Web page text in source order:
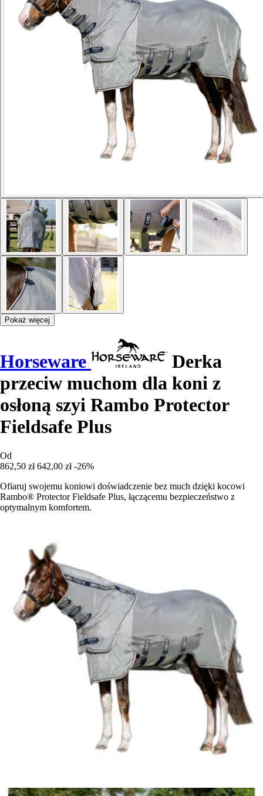
Pokaż więcej
Horseware
Derka
przeciw muchom dla koni z
osłoną szyi Rambo Protector
Fieldsafe Plus
Od
862,50 zł 642,00 zł -26%
Ofiaruj swojemu koniowi doświadczenie bez much dzięki kocowi
Rambo® Protector Fieldsafe Plus, łączącemu bezpieczeństwo z
optymalnym komfortem.